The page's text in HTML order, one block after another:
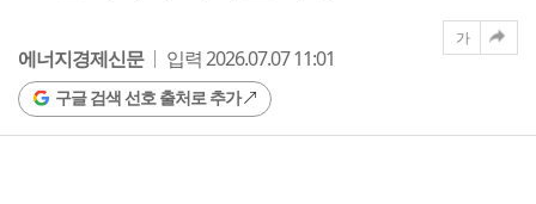
에너지경제신문 입력 2026.07.07 11:01
구글 검색 선호 출처로 추가
가